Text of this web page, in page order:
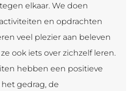
elkaar. We doen
en opdrachten
veel plezier aan beleven
ook iets over zichzelf leren.
hebben een positieve
gedrag, de